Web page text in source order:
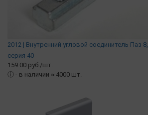
2012 | Внутренний угловой соединитель Паз 8,
серия 40
159.00 руб./шт.
ⓘ - в наличии ≈ 4000 шт.